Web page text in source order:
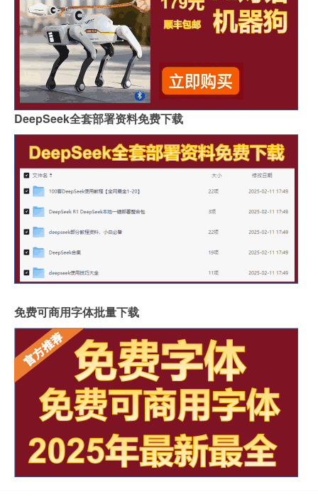
DeepSeek全套部署资料免费下载
免费可商用字体批量下载